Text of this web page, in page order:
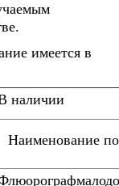
имеется в
наличии
Наименование